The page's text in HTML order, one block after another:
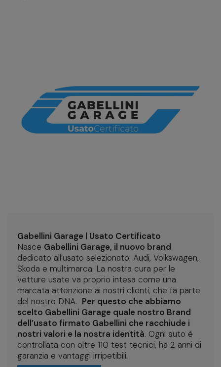
Gabellini Garage | Usato Certificato
Nasce Gabellini Garage, il nuovo brand
dedicato all’usato selezionato: Audi, Volkswagen,
Skoda e multimarca. La nostra cura per le
vetture usate va proprio intesa come una
marcata attenzione ai nostri clienti, che fa parte
del nostro DNA. Per questo che abbiamo
scelto Gabellini Garage quale nostro Brand
dell’usato firmato Gabellini che racchiude i
nostri valori e la nostra identità. Ogni auto è
controllata con oltre 110 test tecnici, ha 2 anni di
garanzia e vantaggi irripetibili.